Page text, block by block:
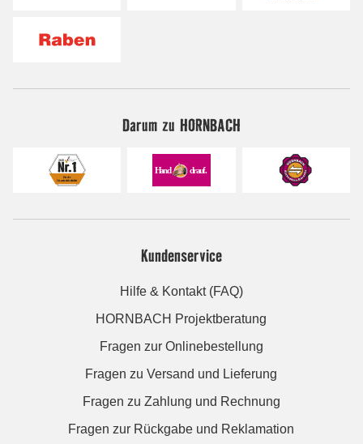
Darum zu HORNBACH
Kundenservice
Hilfe & Kontakt (FAQ)
HORNBACH Projektberatung
Fragen zur Onlinebestellung
Fragen zu Versand und Lieferung
Fragen zu Zahlung und Rechnung
Fragen zur Rückgabe und Reklamation